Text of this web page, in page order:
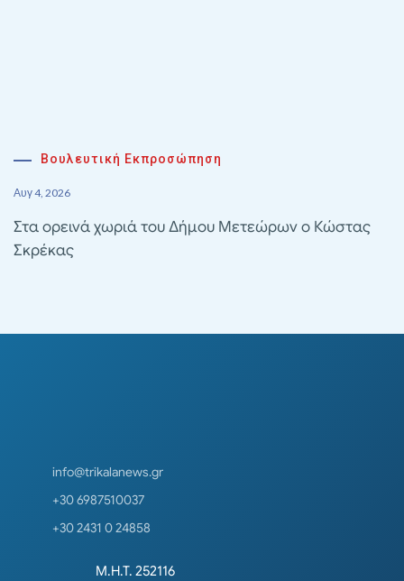
Βουλευτική Εκπροσώπηση
Αυγ 4, 2026
Στα ορεινά χωριά του Δήμου Μετεώρων ο Κώστας
Σκρέκας
info@trikalanews.gr
+30 6987510037
+30 2431 0 24858
Μ.Η.Τ. 252116